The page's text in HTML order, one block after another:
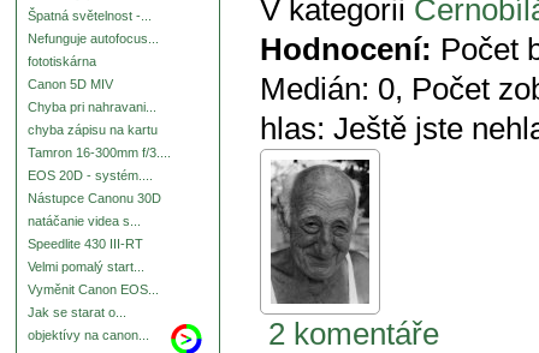
Špatná světelnost -...
Nefunguje autofocus...
fototiskárna
Canon 5D MIV
Chyba pri nahravani...
chyba zápisu na kartu
Tamron 16-300mm f/3....
EOS 20D - systém....
Nástupce Canonu 30D
natáčanie videa s...
Speedlite 430 III-RT
Velmi pomalý start...
Vyměnit Canon EOS...
Jak se starat o...
objektívy na canon...
V kategorii
Hodnocení: Počet
Medián: 0, Počet
hlas: Ještě jste
2 komentáře